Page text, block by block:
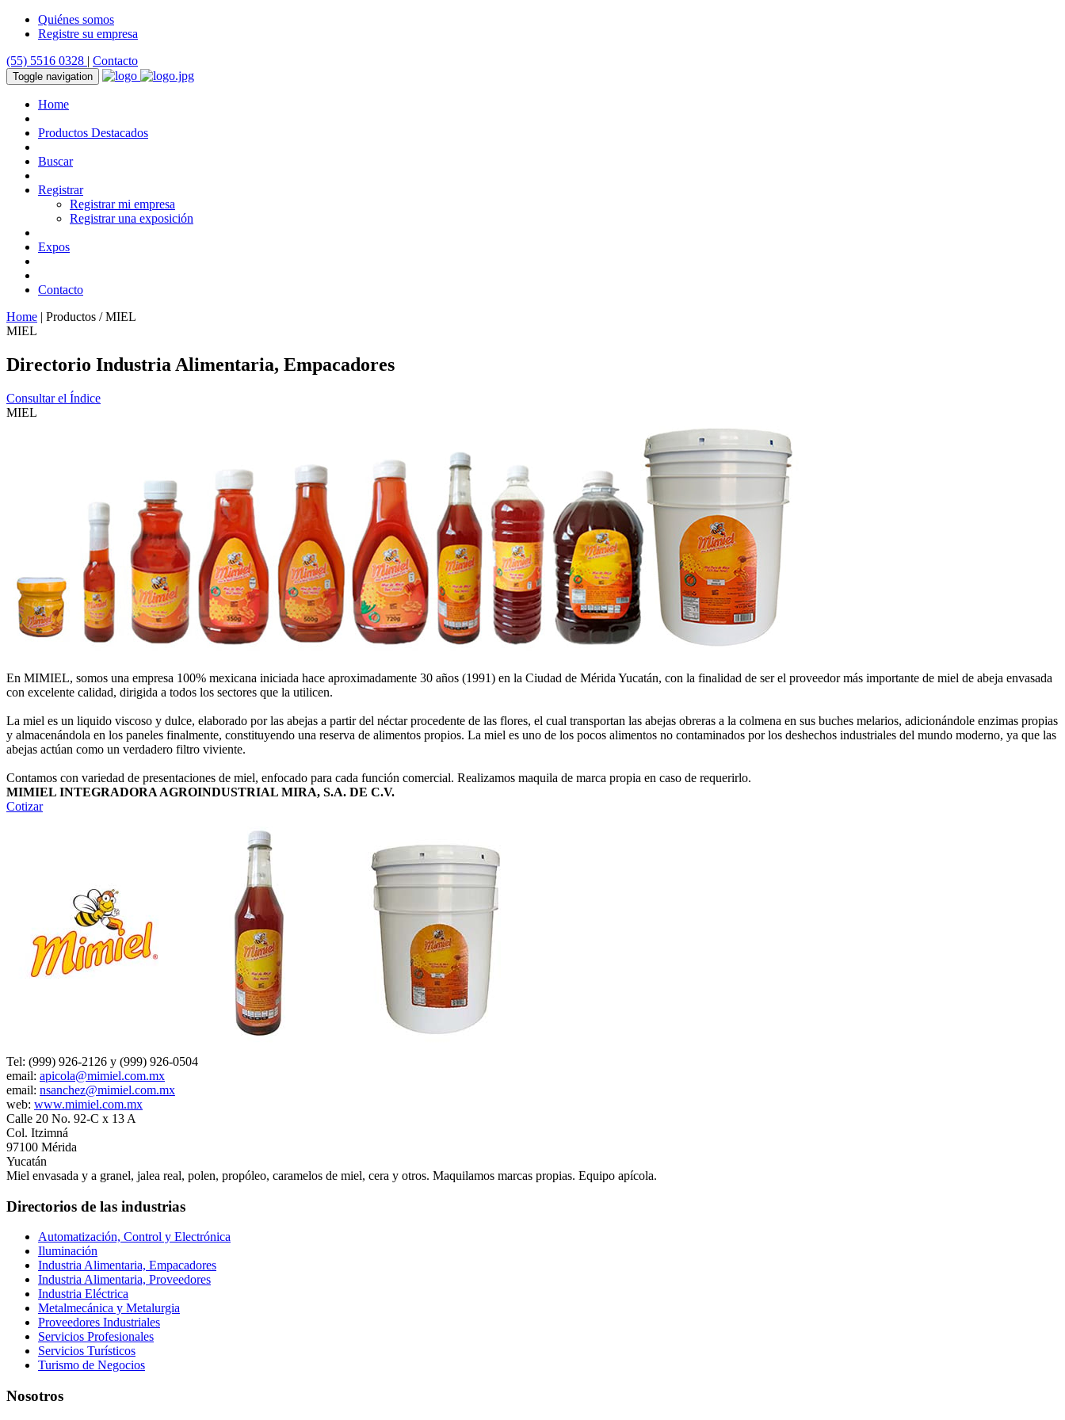
Quiénes somos
Registre su empresa
(55) 5516 0328 | Contacto
Toggle navigation
Home
Productos Destacados
Buscar
Registrar
Registrar mi empresa
Registrar una exposición
Expos
Contacto
Home | Productos / MIEL
MIEL
Directorio Industria Alimentaria, Empacadores
Consultar el Índice
MIEL
En MIMIEL, somos una empresa 100% mexicana iniciada hace aproximadamente 30 años (1991) en la Ciudad de Mérida Yucatán, con la finalidad de ser el proveedor más importante de miel de abeja envasada
con excelente calidad, dirigida a todos los sectores que la utilicen.
La miel es un liquido viscoso y dulce, elaborado por las abejas a partir del néctar procedente de las flores, el cual transportan las abejas obreras a la colmena en sus buches melarios, adicionándole enzimas propias
y almacenándola en los paneles finalmente, constituyendo una reserva de alimentos propios. La miel es uno de los pocos alimentos no contaminados por los deshechos industriales del mundo moderno, ya que las
abejas actúan como un verdadero filtro viviente.
Contamos con variedad de presentaciones de miel, enfocado para cada función comercial. Realizamos maquila de marca propia en caso de requerirlo.
MIMIEL INTEGRADORA AGROINDUSTRIAL MIRA, S.A. DE C.V.
Cotizar
Tel: (999) 926-2126 y (999) 926-0504
email: apicola@mimiel.com.mx
email: nsanchez@mimiel.com.mx
web: www.mimiel.com.mx
Calle 20 No. 92-C x 13 A
Col. Itzimná
97100 Mérida
Yucatán
Miel envasada y a granel, jalea real, polen, propóleo, caramelos de miel, cera y otros. Maquilamos marcas propias. Equipo apícola.
Directorios de las industrias
Automatización, Control y Electrónica
Iluminación
Industria Alimentaria, Empacadores
Industria Alimentaria, Proveedores
Industria Eléctrica
Metalmecánica y Metalurgia
Proveedores Industriales
Servicios Profesionales
Servicios Turísticos
Turismo de Negocios
Nosotros